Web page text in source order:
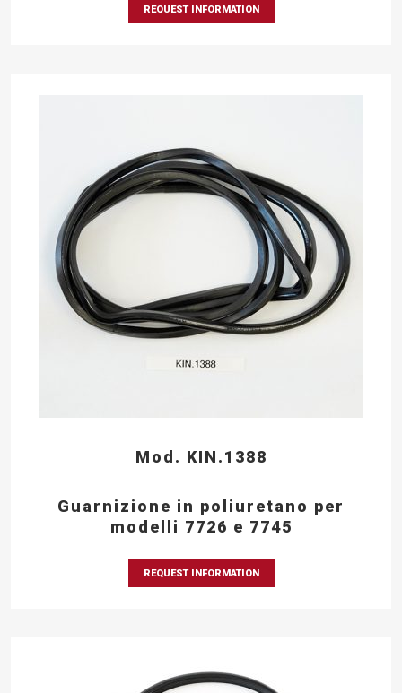
REQUEST INFORMATION
Mod. KIN.1388
Guarnizione in poliuretano per
modelli 7726 e 7745
REQUEST INFORMATION